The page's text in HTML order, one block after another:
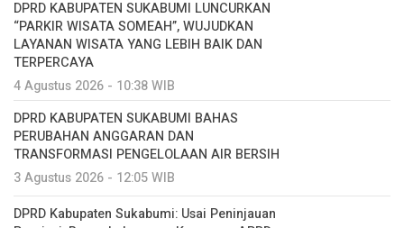
DPRD KABUPATEN SUKABUMI LUNCURKAN
“PARKIR WISATA SOMEAH”, WUJUDKAN
LAYANAN WISATA YANG LEBIH BAIK DAN
TERPERCAYA
4 Agustus 2026 - 10:38 WIB
DPRD KABUPATEN SUKABUMI BAHAS
PERUBAHAN ANGGARAN DAN
TRANSFORMASI PENGELOLAAN AIR BERSIH
3 Agustus 2026 - 12:05 WIB
DPRD Kabupaten Sukabumi: Usai Peninjauan